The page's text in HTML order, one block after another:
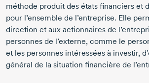
méthode produit des états financiers et
pour l’ensemble de l’entreprise. Elle
direction et aux actionnaires de
personnes de l’externe, comme le
et les personnes intéressées à investir,
général de la situation financière de